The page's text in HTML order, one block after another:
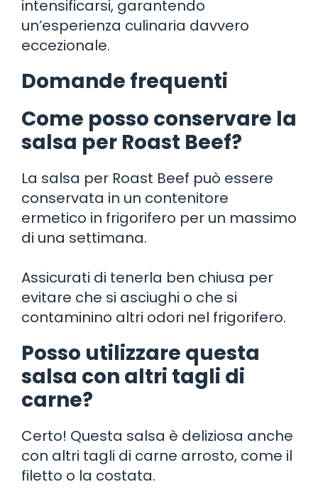
intensificarsi, garantendo
un’esperienza culinaria davvero
eccezionale.
Domande frequenti
Come posso conservare la
salsa per Roast Beef?
La salsa per Roast Beef può essere
conservata in un contenitore
ermetico in frigorifero per un massimo
di una settimana.
Assicurati di tenerla ben chiusa per
evitare che si asciughi o che si
contaminino altri odori nel frigorifero.
Posso utilizzare questa
salsa con altri tagli di
carne?
Certo! Questa salsa è deliziosa anche
con altri tagli di carne arrosto, come il
filetto o la costata.